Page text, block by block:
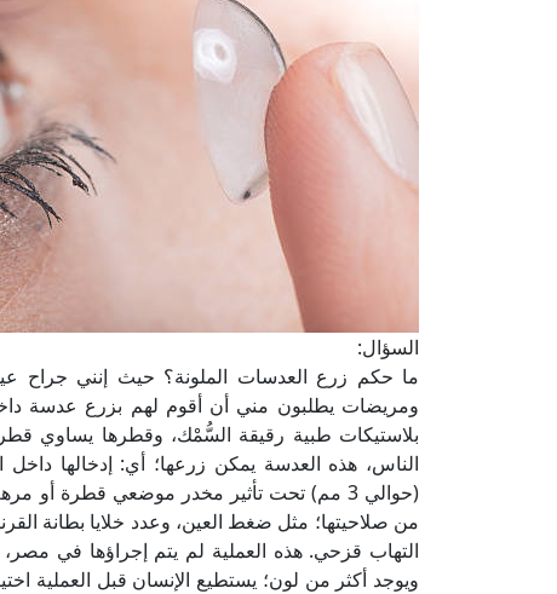
السؤال:
ما حكم زرع العدسات الملونة؟ حيث إنني جراح
ومريضات يطلبون مني أن أقوم لهم بزرع عدسة
بلاستيكات طبية رقيقة السُّمْك، وقطرها يساوي قطر
الناس، هذه العدسة يمكن زرعها؛ أي: إدخالها
(حوالي 3 مم) تحت تأثير مخدر موضعي قطرة
من صلاحيتها؛ مثل ضغط العين، وعدد خلايا بطانة
التهاب قزحي. هذه العملية لم يتم إجراؤها في
ويوجد أكثر من لون؛ يستطيع الإنسان قبل العملية